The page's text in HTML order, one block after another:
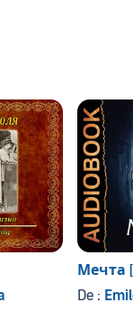
Мечта
De :